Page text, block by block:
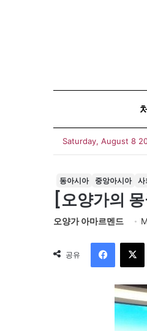
Saturday, August 8
동아시아 중앙아시아 사
[오양가의
오양가 아마르멘드
공유